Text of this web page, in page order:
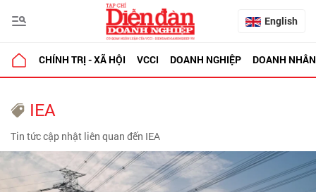
English
CHÍNH TRỊ - XÃ HỘI VCCI DOANH NGHIỆP DOANH NHÂN
IEA
Tin tức cập nhật liên quan đến IEA